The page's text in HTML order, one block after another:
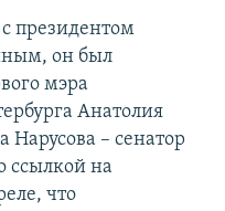
президентом
он был
мэра
Анатолия
– сенатор
ссылкой на
что